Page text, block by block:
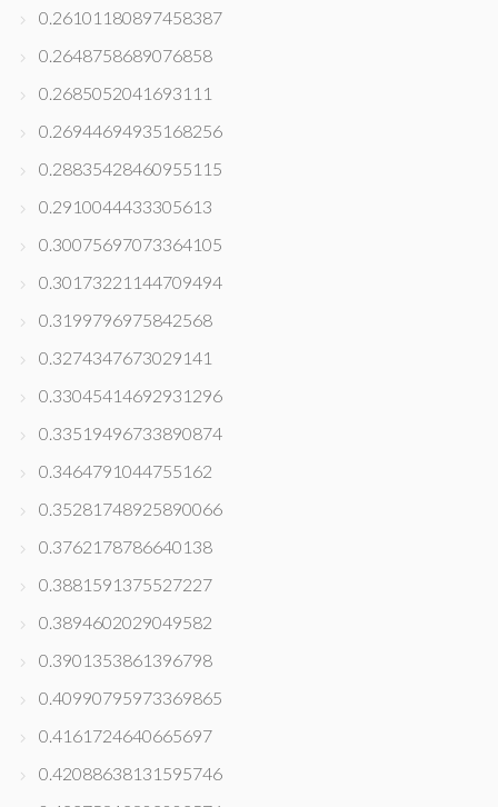
0.26101180897458387
0.2648758689076858
0.2685052041693111
0.26944694935168256
0.28835428460955115
0.2910044433305613
0.30075697073364105
0.30173221144709494
0.3199796975842568
0.3274347673029141
0.33045414692931296
0.33519496733890874
0.3464791044755162
0.35281748925890066
0.3762178786640138
0.3881591375527227
0.3894602029049582
0.3901353861396798
0.40990795973369865
0.4161724640665697
0.42088638131595746